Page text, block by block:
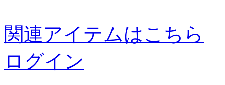
関連アイテムはこちら
ログイン